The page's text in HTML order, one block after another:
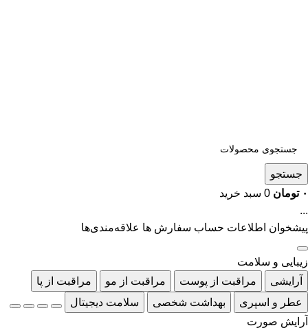
جستجو
۰ تومان 0 سبد خرید
...
پیشخوان اطلاعات حساب سفارش ها علاقه‌مندی‌ها
زیبایی و سلامت
آرایشی
مراقبت از پوست مراقبت از مو
مراقبت از پا
عطر و اسپری
بهداشت شخصی
سلامت دیجیتال
آرایش صورت